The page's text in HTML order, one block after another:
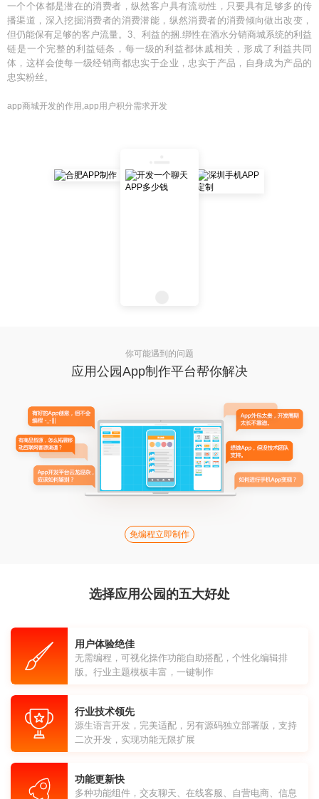
一个个体都是潜在的消费者，纵然客户具有流动性，只要具有足够多的传
播渠道，深入挖掘消费者的消费潜能，纵然消费者的消费倾向做出改变，
但仍能保有足够的客户流量。3、利益的捆.绑性在酒水分销商城系统的利益
链是一个完整的利益链条，每一级的利益都休戚相关，形成了利益共同
体，这样会使每一级经销商都忠实于企业，忠实于产品，自身成为产品的
忠实粉丝。
app商城开发的作用,app用户积分需求开发
你可能遇到的问题
应用公园App制作平台帮你解决
免编程立即制作
选择应用公园的五大好处
用户体验绝佳
无需编程，可视化操作功能自助搭配，个性化编辑排
版。行业主题模板丰富，一键制作
行业技术领先
源生语言开发，完美适配，另有源码独立部署版，支持
二次开发，实现功能无限扩展
功能更新快
多种功能组件，交友聊天、在线客服、自营电商、信息